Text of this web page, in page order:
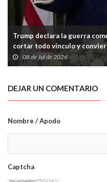
Trump declara la guerra
cortar todo vínculo y
de la OTAN
08 de Jul de 2026
DEJAR UN COMENTARIO
Nombre / Apodo
Captcha